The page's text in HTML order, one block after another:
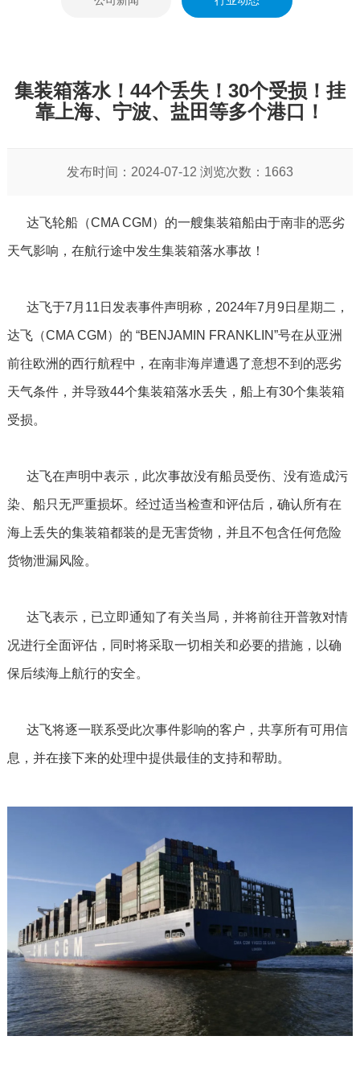
集装箱落水！44个丢失！30个受损！挂
靠上海、宁波、盐田等多个港口！
发布时间：2024-07-12 浏览次数：1663
达飞轮船（CMA CGM）的一艘集装箱船由于南非的恶劣
天气影响，在航行途中发生集装箱落水事故！
达飞于7月11日发表事件声明称，2024年7月9日星期二，
达飞（CMA CGM）的 “BENJAMIN FRANKLIN”号在从亚洲
前往欧洲的西行航程中，在南非海岸遭遇了意想不到的恶劣
天气条件，并导致44个集装箱落水丢失，船上有30个集装箱
受损。
达飞在声明中表示，此次事故没有船员受伤、没有造成污
染、船只无严重损坏。经过适当检查和评估后，确认所有在
海上丢失的集装箱都装的是无害货物，并且不包含任何危险
货物泄漏风险。
达飞表示，已立即通知了有关当局，并将前往开普敦对情
况进行全面评估，同时将采取一切相关和必要的措施，以确
保后续海上航行的安全。
达飞将逐一联系受此次事件影响的客户，共享所有可用信
息，并在接下来的处理中提供最佳的支持和帮助。